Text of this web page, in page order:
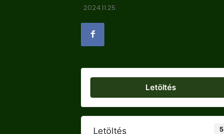
2024.11.25.
Letöltés
Letöltés 5